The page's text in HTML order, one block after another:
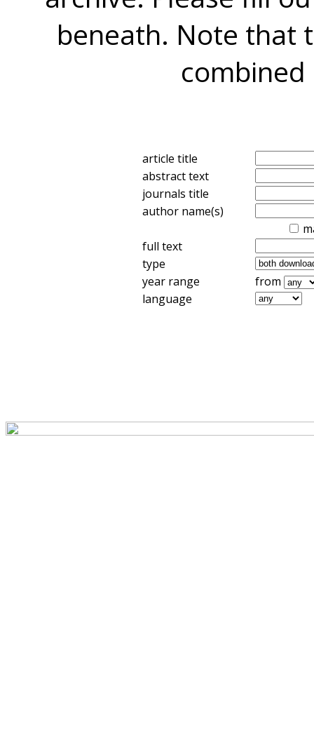
beneath. Note that
combined
article title
abstract text
journals title
author name(s)
full text
type
year range
from
language